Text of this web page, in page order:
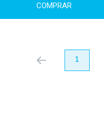
COMPRAR
anterior 1